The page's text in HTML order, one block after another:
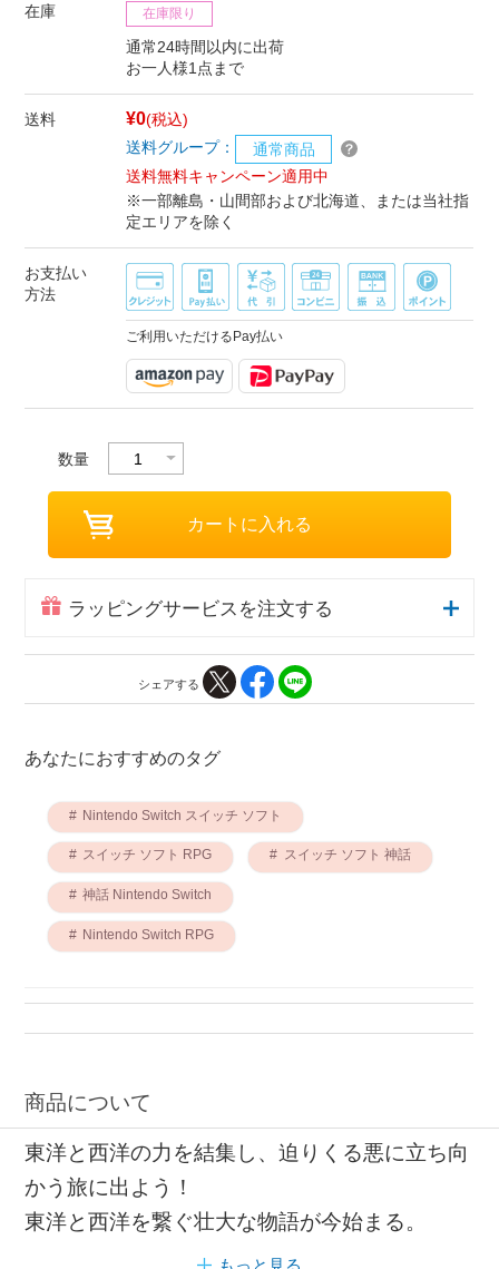
在庫 在庫限り
通常24時間以内に出荷
お一人様1点まで
送料 ¥0(税込)
送料グループ：
通常商品
送料無料キャンペーン適用中
※一部離島・山間部および北海道、または当社指
定エリアを除く
お支払い
方法
ご利用いただけるPay払い
数量
ラッピングサービスを注文する
シェアする
あなたにおすすめのタグ
Nintendo Switch スイッチ ソフト
スイッチ ソフト RPG スイッチ ソフト 神話
神話 Nintendo Switch
Nintendo Switch RPG
商品について
東洋と西洋の力を結集し、迫りくる悪に立ち向
かう旅に出よう！
東洋と西洋を繋ぐ壮大な物語が今始まる。
もっと見る